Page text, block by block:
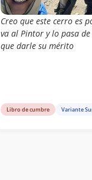
Creo que este cerro es
va al Pintor y lo pasa
que darle su mérito
Libro de cumbre Variante